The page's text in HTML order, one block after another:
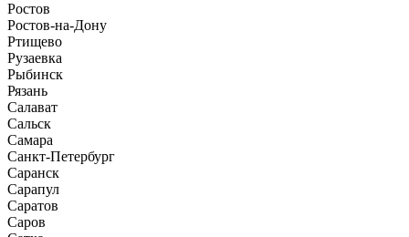
Ростов
Ростов-на-Дону
Ртищево
Рузаевка
Рыбинск
Рязань
Салават
Сальск
Самара
Санкт-Петербург
Саранск
Сарапул
Саратов
Саров